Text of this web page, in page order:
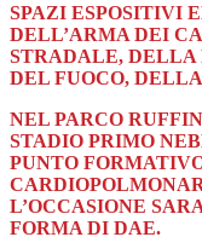
SPAZI ESPOSITIVI
DELL’ARMA DEI
STRADALE,
DEL FUOCO,
NEL PARCO
STADIO PRIMO
PUNTO
L’OCCASIONE
FORMA DI DAE.